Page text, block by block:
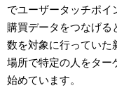
でユーザータッチポイ
購買データをつなげる
数を対象に行っていた
場所で特定の人をター
始めています。